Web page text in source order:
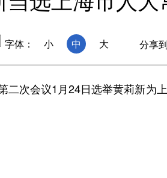
字体： 小 中 大 分享到
次会议1月24日选举黄莉新为